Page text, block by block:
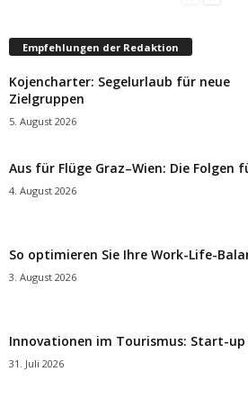
Empfehlungen der Redaktion
Kojencharter: Segelurlaub für neue
Zielgruppen
5. August 2026
Aus für Flüge Graz–Wien: Die Folgen
4. August 2026
So optimieren Sie Ihre Work-Life-
3. August 2026
Innovationen im Tourismus: Start-
31. Juli 2026